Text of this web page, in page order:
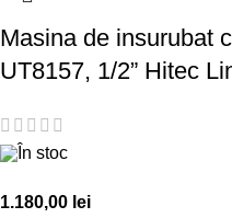
Masina de insurubat
UT8157, 1/2” Hitec
În stoc
1.180,00 lei